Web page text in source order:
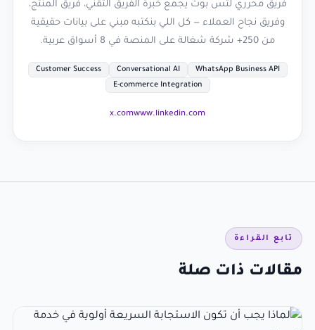
فريق محرري لتس بوت يجمع خبرة الفريق التقني، فريق المنتج،
وفريق نجاح العملاء — كل اللي بنكتبه مبني على بيانات حقيقية
من 250+ شركة شغالة على المنصة في 8 أسواق عربية.
WhatsApp Business API
Conversational AI
Customer Success
E-commerce Integration
www.linkedin.com
x.com
تابع القراءة
مقالات ذات صلة